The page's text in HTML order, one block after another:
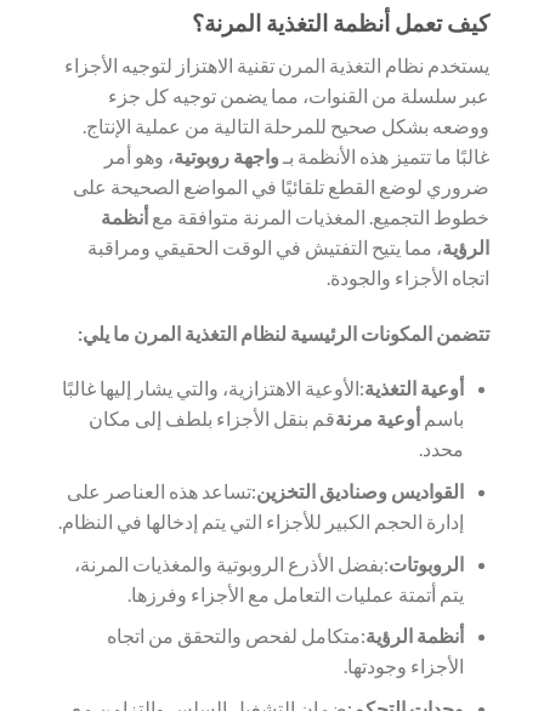
كيف تعمل أنظمة التغذية المرنة؟
يستخدم نظام التغذية المرن تقنية الاهتزاز لتوجيه الأجزاء
عبر سلسلة من القنوات، مما يضمن توجيه كل جزء
ووضعه بشكل صحيح للمرحلة التالية من عملية الإنتاج.
غالبًا ما تتميز هذه الأنظمة بـ واجهة روبوتية، وهو أمر
ضروري لوضع القطع تلقائيًا في المواضع الصحيحة على
خطوط التجميع. المغذيات المرنة متوافقة معأنظمة
الرؤية، مما يتيح التفتيش في الوقت الحقيقي ومراقبة
اتجاه الأجزاء والجودة.
تتضمن المكونات الرئيسية لنظام التغذية المرن ما يلي:
أوعية التغذية:الأوعية الاهتزازية، والتي يشار إليها غالبًا
باسم أوعية مرنةقم بنقل الأجزاء بلطف إلى مكان
محدد.
القواديس وصناديق التخزين:تساعد هذه العناصر على
إدارة الحجم الكبير للأجزاء التي يتم إدخالها في النظام.
الروبوتات:بفضل الأذرع الروبوتية والمغذيات المرنة،
يتم أتمتة عمليات التعامل مع الأجزاء وفرزها.
أنظمة الرؤية:متكامل لفحص والتحقق من اتجاه
الأجزاء وجودتها.